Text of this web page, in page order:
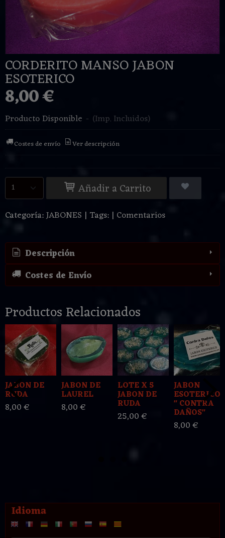
Idioma
CORDERITO MANSO JABON
ESOTERICO
8,00 €
Producto Disponible - (Imp. Incluidos)
Costes de envío Ver descripción
Añadir a Carrito
Categoría:JABONES | Tags: | Comentarios
Descripción
Costes de Envío
Productos Relacionados
JABON DE
RUDA
8,00 €
JABON DE
LAUREL
8,00 €
LOTE X 5
JABON DE
RUDA
25,00 €
JABON
ESOTERICO
" CONTRA
DAÑOS"
8,00 €